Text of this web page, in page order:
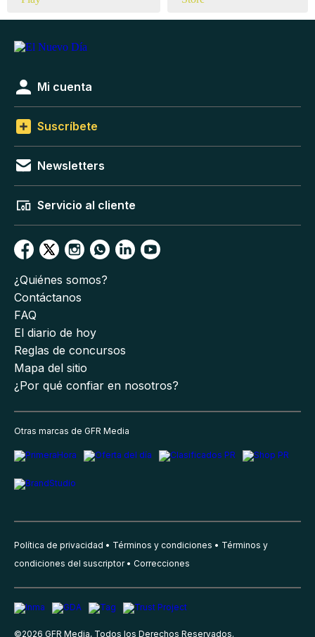
Mi cuenta
Suscríbete
Newsletters
Servicio al cliente
¿Quiénes somos?
Contáctanos
FAQ
El diario de hoy
Reglas de concursos
Mapa del sitio
¿Por qué confiar en nosotros?
Otras marcas de GFR Media
Política de privacidad Términos y condiciones
Términos y
condiciones del suscriptor
Correcciones
©2026 GFR Media, Todos los Derechos Reservados.